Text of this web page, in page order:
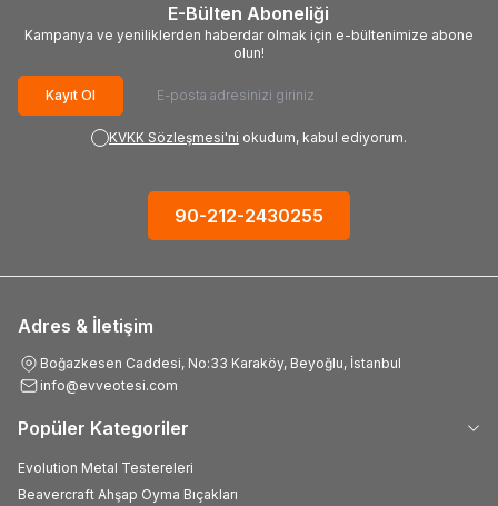
E-Bülten Aboneliği
Kampanya ve yeniliklerden haberdar olmak için e-bültenimize abone
olun!
Kayıt Ol
KVKK Sözleşmesi'ni okudum, kabul ediyorum.
90-212-2430255
Adres & İletişim
Boğazkesen Caddesi, No:33 Karaköy, Beyoğlu, İstanbul
info@evveotesi.com
Popüler Kategoriler
Evolution Metal Testereleri
Beavercraft Ahşap Oyma Bıçakları